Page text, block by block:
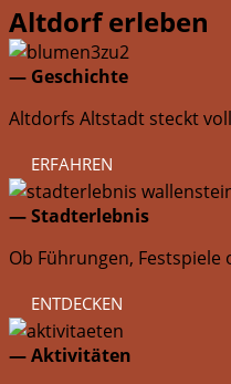
Altdorf erleben
— Geschichte
Altdorfs Altstadt steckt
ERFAHREN
— Stadterlebnis
Ob Führungen,
ENTDECKEN
— Aktivitäten